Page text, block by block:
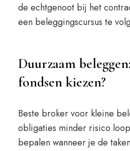
de echtgenoot bij het
een beleggingscursus te
Duurzaam
fondsen kiezen?
Beste broker voor kleine
obligaties minder risico
bepalen wanneer je de